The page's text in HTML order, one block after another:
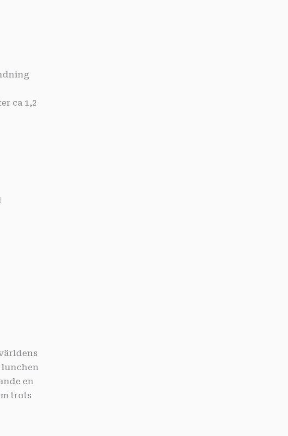
ca 1,2
lunchen
en
trots